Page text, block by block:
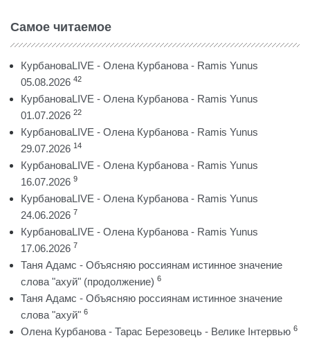
Самое читаемое
КурбановаLIVE - Олена Курбанова - Ramis Yunus
05.08.2026 42
КурбановаLIVE - Олена Курбанова - Ramis Yunus
01.07.2026 22
КурбановаLIVE - Олена Курбанова - Ramis Yunus
29.07.2026 14
КурбановаLIVE - Олена Курбанова - Ramis Yunus
16.07.2026 9
КурбановаLIVE - Олена Курбанова - Ramis Yunus
24.06.2026 7
КурбановаLIVE - Олена Курбанова - Ramis Yunus
17.06.2026 7
Таня Адамс - Объясняю россиянам истинное значение
слова "ахуй" (продолжение) 6
Таня Адамс - Объясняю россиянам истинное значение
слова "ахуй" 6
Олена Курбанова - Тарас Березовець - Велике Інтервью 6